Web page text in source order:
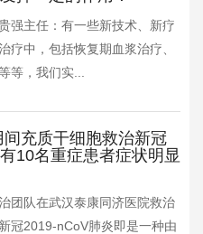
强主任：有一些新技术、新疗
疗中，包括恢复期血浆治疗、
等，我们实...
充质干细胞救治新冠
10名重症患者症状明显
团队在武汉泰康同济医院救治
冠2019-nCoV肺炎即是一种由